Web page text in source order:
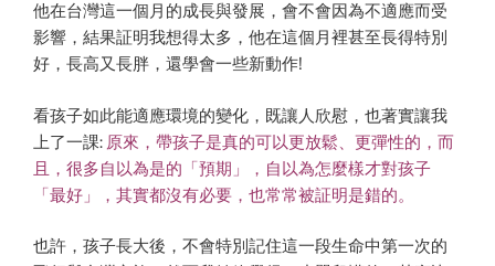
他在台灣這一個月的成長與發展，會不會因為不適應而受
影響，結果証明我想得太多，他在這個月裡甚至長得特別
好，長高又長胖，還學會一些新動作!
看孩子如此能適應環境的變化，既讓人欣慰，也著實讓我
上了一課: 原來，帶孩子是真的可以更放鬆、更彈性的，而
且，很多自以為是的「預期」，自以為怎麼樣才對孩子
「最好」，其實都沒有必要，也常常被証明是錯的。
也許，孩子長大後，不會特別記住這一段生命中第一次的